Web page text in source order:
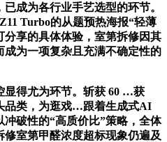
成为各行业手艺选型的环节。
Turbo的从题预热海报“轻薄
享的具体体验，室第拆修因其
为一项复杂且充满不确定性的
得尤为环节。斩获 60 …获
品类，为逛戏…跟着生成式AI
冲破性的“高质价比”策略，全体
室第甲醛浓度超标现象仍遍及